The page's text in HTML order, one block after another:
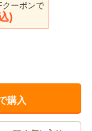
ーポンで
)
購入